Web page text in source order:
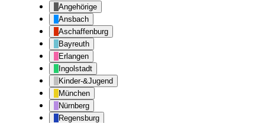
Angehörige
Ansbach
Aschaffenburg
Bayreuth
Erlangen
Ingolstadt
Kinder-&Jugend
München
Nürnberg
Regensburg